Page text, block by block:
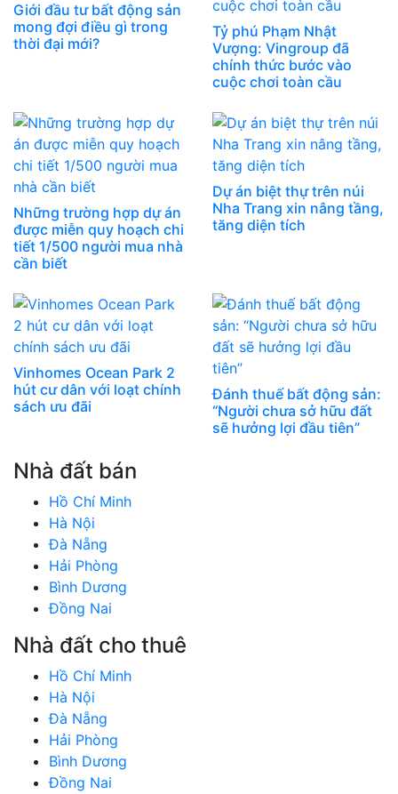
Giới đầu tư bất động sản
mong đợi điều gì trong
thời đại mới?
Tỷ phú Phạm Nhật
Vượng: Vingroup đã
chính thức bước vào
cuộc chơi toàn cầu
Những trường hợp dự án
được miễn quy hoạch chi
tiết 1/500 người mua nhà
cần biết
Dự án biệt thự trên núi
Nha Trang xin nâng tầng,
tăng diện tích
Vinhomes Ocean Park 2
hút cư dân với loạt chính
sách ưu đãi
Đánh thuế bất động sản:
“Người chưa sở hữu đất
sẽ hưởng lợi đầu tiên”
Nhà đất bán
Hồ Chí Minh
Hà Nội
Đà Nẵng
Hải Phòng
Bình Dương
Đồng Nai
Nhà đất cho thuê
Hồ Chí Minh
Hà Nội
Đà Nẵng
Hải Phòng
Bình Dương
Đồng Nai